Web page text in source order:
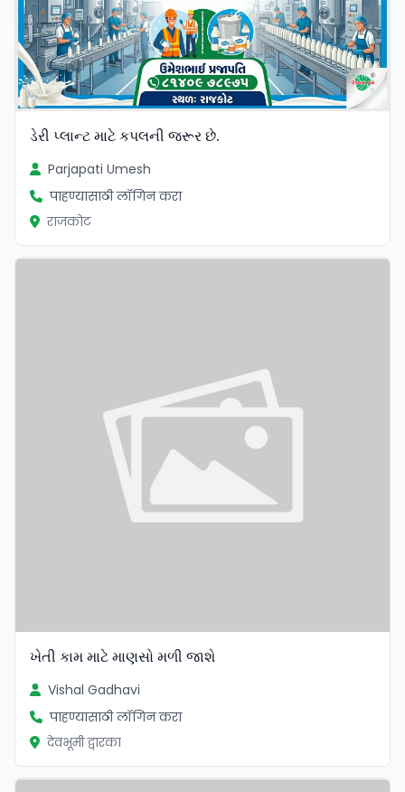
ડેરી પ્લાન્ટ માટે કપલની જરૂર છે.
Parjapati Umesh
पाहण्यासाठी लॉगिन करा
राजकोट
ખેતી કામ માટે માણસો મળી જાશે
Vishal Gadhavi
पाहण्यासाठी लॉगिन करा
देवभूमी द्वारका